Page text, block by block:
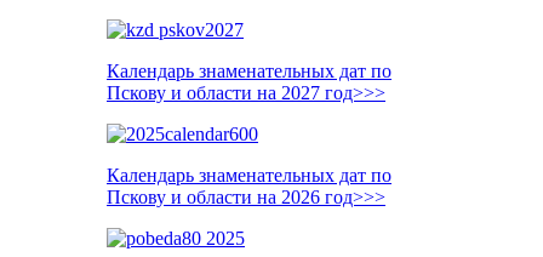
Календарь знаменательных дат по
Пскову и области на 2027 год>>>
Календарь знаменательных дат по
Пскову и области на 2026 год>>>